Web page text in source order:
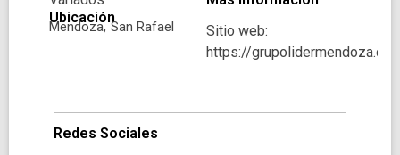
Ubicación
Mendoza, San Rafael
Sitio web:
https://
Redes Sociales